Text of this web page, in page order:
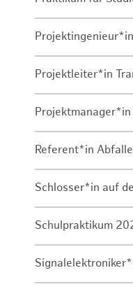
Projektleiter*in
Projektmanager*in
Referent*in
Schlosser*in auf
Schulpraktikum